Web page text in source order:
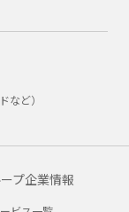
など）
プ企業情報